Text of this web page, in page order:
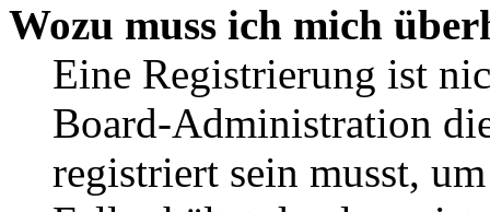
Wozu muss ich mich
Eine Registrierung ist
Board-Administration
registriert sein musst,